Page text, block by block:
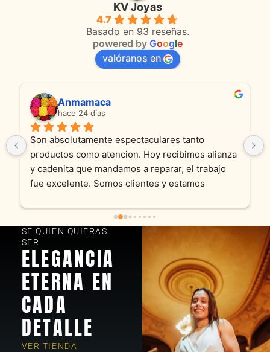
KV Joyas
4.7
Basado en 93 reseñas.
powered by Google
valóranos en
Anmamaca
hace 24 días
Son absolutamente espectaculares tanto
productos como atencion. Hoy recibimos alianza
y cadenita que mandamos a reparar, el trabajo
fue excelente. Somos clientes y estamos
SE QUIEN QUIERAS
SER
ELEGANCIA
ETERNA EN
CADA
DETALLE
VER TIENDA